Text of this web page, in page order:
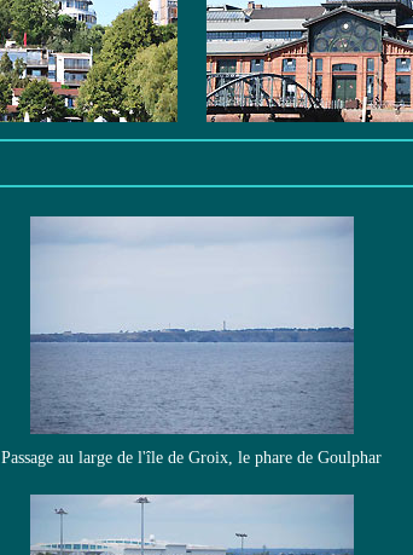
Passage au large de l'île de Groix, le phare de Goulphar